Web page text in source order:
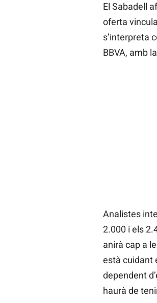
El Sabadell
oferta
s’interpreta
BBVA, amb
Analistes
2.000 i els
anirà cap a
està cuidant
dependent
haurà de